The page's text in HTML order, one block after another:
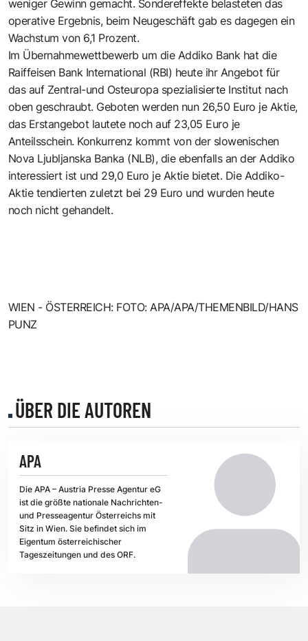
weniger Gewinn gemacht. Sondereffekte belasteten das
operative Ergebnis, beim Neugeschäft gab es dagegen ein
Wachstum von 6,1 Prozent.
Im Übernahmewettbewerb um die Addiko Bank hat die
Raiffeisen Bank International (RBI) heute ihr Angebot für
das auf Zentral-und Osteuropa spezialisierte Institut nach
oben geschraubt. Geboten werden nun 26,50 Euro je Aktie,
das Erstangebot lautete noch auf 23,05 Euro je
Anteilsschein. Konkurrenz kommt von der slowenischen
Nova Ljubljanska Banka (NLB), die ebenfalls an der Addiko
interessiert ist und 29,0 Euro je Aktie bietet. Die Addiko-
Aktie tendierten zuletzt bei 29 Euro und wurden heute
noch nicht gehandelt.
WIEN - ÖSTERREICH: FOTO: APA/APA/THEMENBILD/HANS
PUNZ
ÜBER DIE AUTOREN
APA
Die APA – Austria Presse Agentur eG
ist die größte nationale Nachrichten-
und Presseagentur Österreichs mit
Sitz in Wien. Sie befindet sich im
Eigentum österreichischer
Tageszeitungen und des ORF.